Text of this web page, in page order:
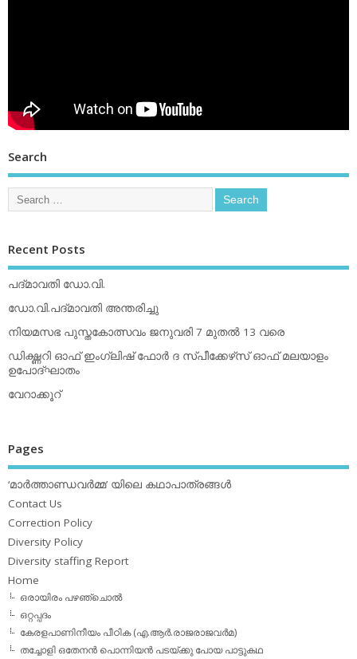
Search
Recent Posts
പദ്മാവതി ഡോ.വി.
ഡോ.വി.പദ്മാവതി അന്തരിച്ചു
നിയമസഭ പുസ്തകോത്സവം ജനുവരി 7 മുതല്‍ 13 വരെ
ഡിക്ഷ്ണറി ഓഫ് ഇംഗ്ലിഷ് ഫോര്‍ ദ സ്പീക്കേഴ്‌സ് ഓഫ് മലയാളം
ഉപോദ്ഘാതം
വേറാക്കൂറ്
Pages
‘മാര്‍ത്താണ്ഡവര്‍മ്മ’ യിലെ കഥാപാത്രങ്ങള്‍
Contact Us
Correction Policy
Diversity Policy
Diversity staffing Report
Home
ഒരായിരം പഴഞ്ചൊല്‍
ഒറ്റപ്പദം
കേരളപാണിനീയം പീഠിക (എ.ആര്‍.രാജരാജവര്‍മ)
തച്ചോളി ഒതേനൻ പൊന്നിയൻ പടയ്‌ക്കു പോയ പാട്ടുകഥ